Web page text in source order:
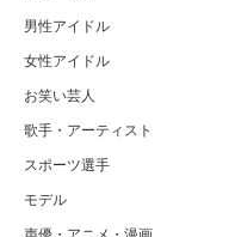
男性アイドル
女性アイドル
お笑い芸人
歌手・アーティスト
スポーツ選手
モデル